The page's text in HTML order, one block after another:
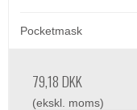
Pocketmask
79,18 DKK
(ekskl. moms)